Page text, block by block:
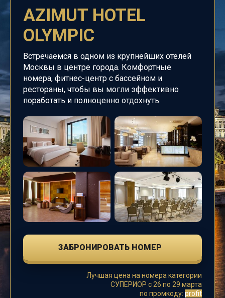
AZIMUT HOTEL
OLYMPIC
Встречаемся в одном из крупнейших отелей
Москвы в центре города. Комфортные
номера, фитнес-центр с бассейном и
рестораны, чтобы вы могли эффективно
поработать и полноценно отдохнуть.
ЗАБРОНИРОВАТЬ НОМЕР
Лучшая цена на номера категории
СУПЕРИОР с 26 по 29 марта
по промкоду: profit